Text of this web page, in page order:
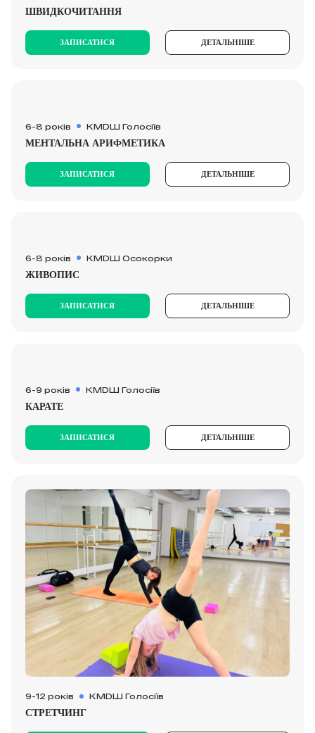
ШВИДКОЧИТАННЯ
ЗАПИСАТИСЯ ДЕТАЛЬНІШЕ
6-8 років КМDШ Голосіїв
МЕНТАЛЬНА АРИФМЕТИКА
ЗАПИСАТИСЯ ДЕТАЛЬНІШЕ
6-8 років КМDШ Осокорки
ЖИВОПИС
ЗАПИСАТИСЯ ДЕТАЛЬНІШЕ
6-9 років КМDШ Голосіїв
КАРАТЕ
ЗАПИСАТИСЯ ДЕТАЛЬНІШЕ
9-12 років КМDШ Голосіїв
СТРЕТЧИНГ